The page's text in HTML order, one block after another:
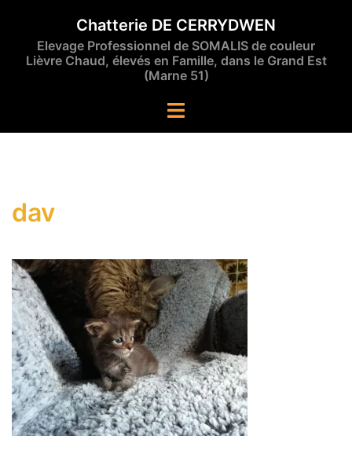
contenu
Chatterie DE CERRYDWEN
Elevage Professionnel de SOMALIS de couleur
Lièvre Chaud, élevés en Famille, dans le Grand Est
(Marne 51)
Ouvrir/fermer
dav